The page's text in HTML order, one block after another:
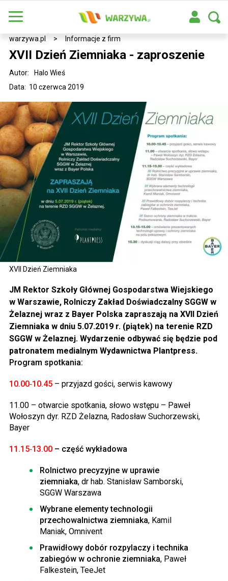
warzywa.pl > Informacje z firm
XVII Dzień Ziemniaka
XVII Dzień Ziemniaka - zaproszenie
Data: 10 czerwca 2019
Autor: Halo Wieś
JM Rektor Szkoły Głównej Gospodarstwa Wiejskiego
w Warszawie, Rolniczy Zakład Doświadczalny SGGW w
Żelaznej wraz z Bayer Polska zapraszają na XVII Dzień
Ziemniaka w dniu 5.07.2019 r. (piątek) na terenie RZD
SGGW w Żelaznej. Wydarzenie odbywać się będzie pod
patronatem medialnym Wydawnictwa Plantpress.
Program spotkania:
10.00‑10.45 – przyjazd gości, serwis kawowy
11.00 – otwarcie spotkania, słowo wstępu – Paweł
Wołoszyn dyr. RZD Żelazna, Radosław Suchorzewski,
Bayer
11.15‑13.00 – część wykładowa
Rolnictwo precyzyjne w uprawie
ziemniaka, dr hab. Stanisław Samborski,
SGGW Warszawa
Wybrane elementy technologii
przechowalnictwa ziemniaka, Kamil
Maniak, Omnivent
Prawidłowy dobór rozpylaczy i technika
zabiegów w ochronie ziemniaka, Paweł
Falkestein, TeeJet